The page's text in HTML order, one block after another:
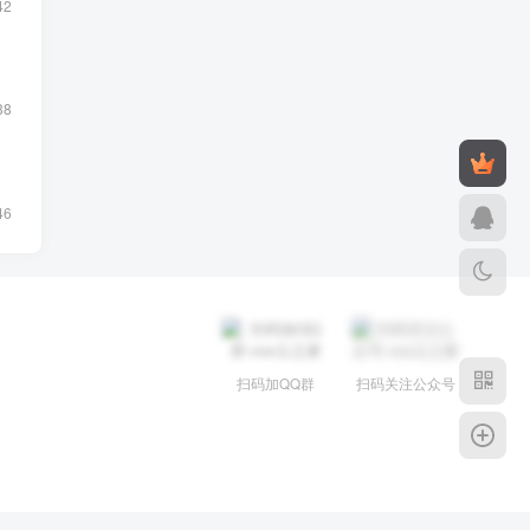
扫码加QQ群 扫码关注公众号